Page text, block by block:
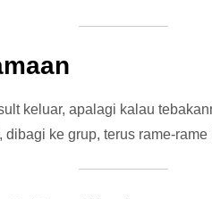
keluar, apalagi kalau
dibagi ke grup, terus rame-